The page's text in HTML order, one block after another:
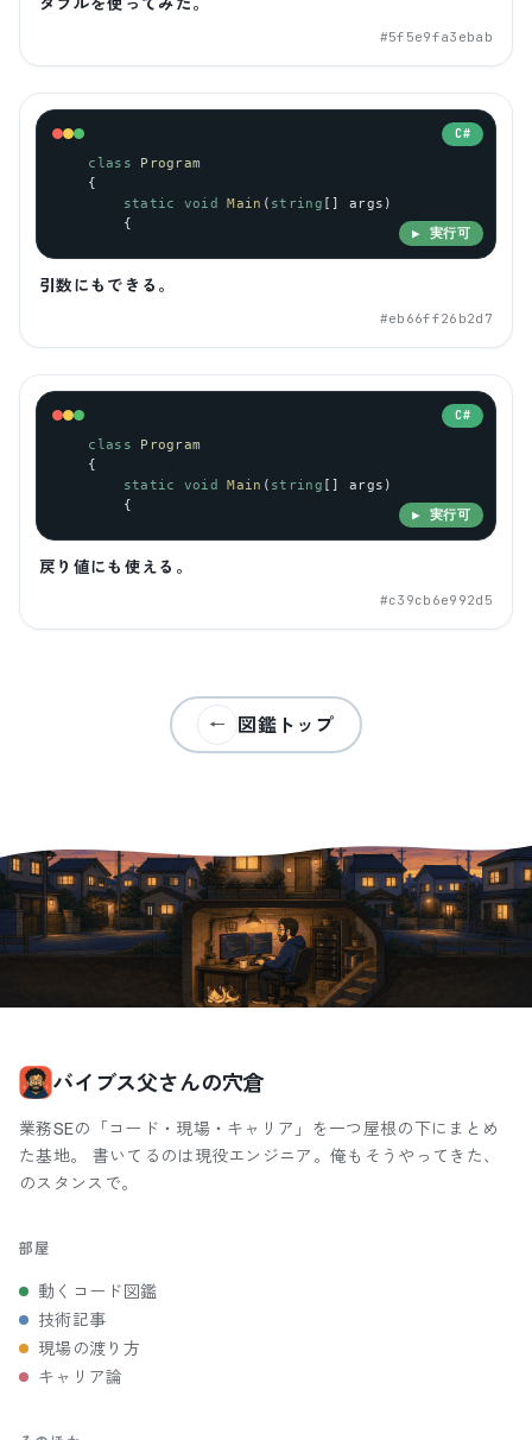
#5f5e9fa3ebab
C#
class
Program
    {
static
void Main ( string [] args )
        {
▶ 実行可
引数にもできる。
#eb66ff26b2d7
C#
class
Program
    {
static
void Main ( string [] args )
        {
▶ 実行可
戻り値にも使える。
#c39cb6e992d5
← 図鑑トップ
バイブス父さんの穴倉
業務SEの「コード・現場・キャリア」を一つ屋根の下にまとめ
た基地。 書いてるのは現役エンジニア。俺もそうやってきた、
のスタンスで。
部屋
動くコード図鑑
技術記事
現場の渡り方
キャリア論